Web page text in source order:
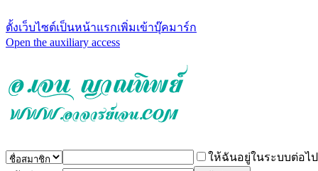
ตั้งเว็บไซต์เป็นหน้าแรกเพิ่มเข้าบุ๊คมาร์ก
Open the auxiliary access
ให้ฉันอยู่ในระบบต่อไป